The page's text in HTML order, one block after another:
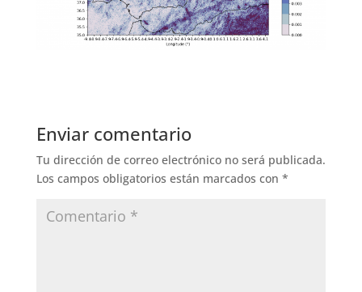
Enviar comentario
Tu dirección de correo electrónico no será publicada.
Los campos obligatorios están marcados con *